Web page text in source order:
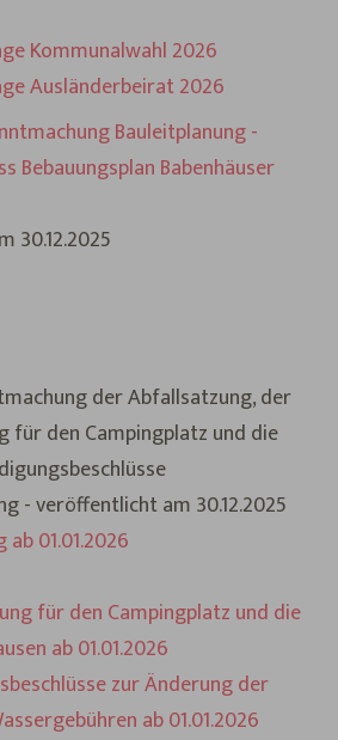
Kommunalwahl 2026
Ausländerbeirat 2026
Bauleitplanung -
Bebauungsplan Babenhäuser
30.12.2025
der Abfallsatzung, der
für den Campingplatz und die
- veröffentlicht am 30.12.2025
01.01.2026
für den Campingplatz und die
ab 01.01.2026
zur Änderung der
ab 01.01.2026